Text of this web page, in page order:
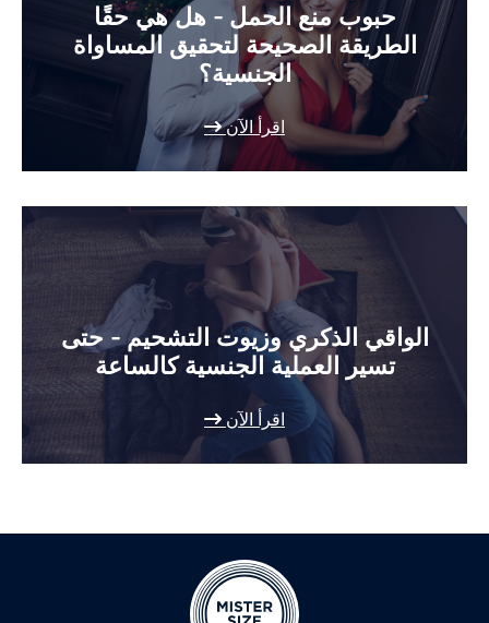
حبوب منع الحمل - هل هي حقًا
الطريقة الصحيحة لتحقيق المساواة
الجنسية؟
اقرأ الآن
الواقي الذكري وزيوت التشحيم - حتى
تسير العملية الجنسية كالساعة
اقرأ الآن